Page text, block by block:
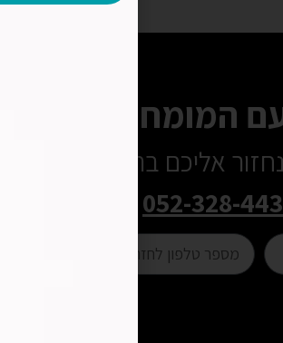
המומחים שלנו?
אליכם בהקדם
052-328-